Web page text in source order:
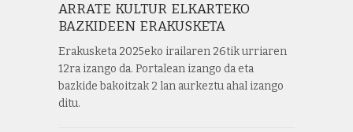
ARRATE KULTUR ELKARTEKO
BAZKIDEEN ERAKUSKETA
Erakusketa 2025eko irailaren 26tik urriaren
12ra izango da. Portalean izango da eta
bazkide bakoitzak 2 lan aurkeztu ahal izango
ditu.